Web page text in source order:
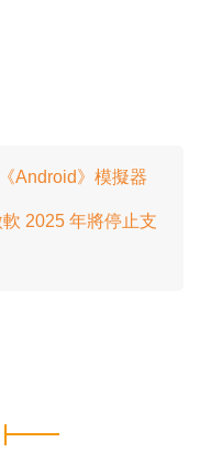
Android》模擬器
2025 年將停止支